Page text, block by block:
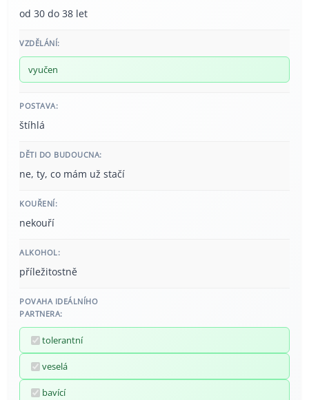
od 30 do 38 let
VZDĚLÁNÍ:
vyučen
POSTAVA:
štíhlá
DĚTI DO BUDOUCNA:
ne, ty, co mám už stačí
KOUŘENÍ:
nekouří
ALKOHOL:
příležitostně
POVAHA IDEÁLNÍHO
PARTNERA:
tolerantní
veselá
bavící